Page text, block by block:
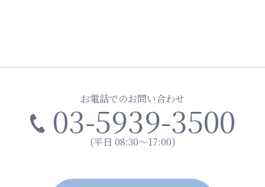
お電話でのお問い合わせ
03-5939-3500
(平日 08:30～17:00)